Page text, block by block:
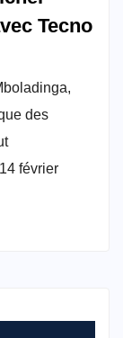
Tecno
des
février